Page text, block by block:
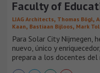
Faculty of
LIAG Architects, Thomas Bögl,
Kaan, Bastiaan Bijloos, Mark
Para Solar City Nijmegen,
nuevo, único y
prepara a los docentes del